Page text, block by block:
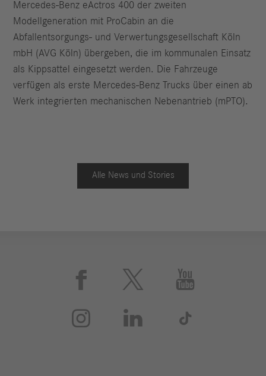
Mercedes-Benz eActros 400 der zweiten
Modellgeneration mit ProCabin an die
Abfallentsorgungs- und Verwertungsgesellschaft Köln
mbH (AVG Köln) übergeben, die im kommunalen Einsatz
als Kippsattel eingesetzt werden. Die Fahrzeuge
verfügen als erste Mercedes-Benz Trucks über einen ab
Werk integrierten mechanischen Nebenantrieb (mPTO).
Alle News und Stories
 


 